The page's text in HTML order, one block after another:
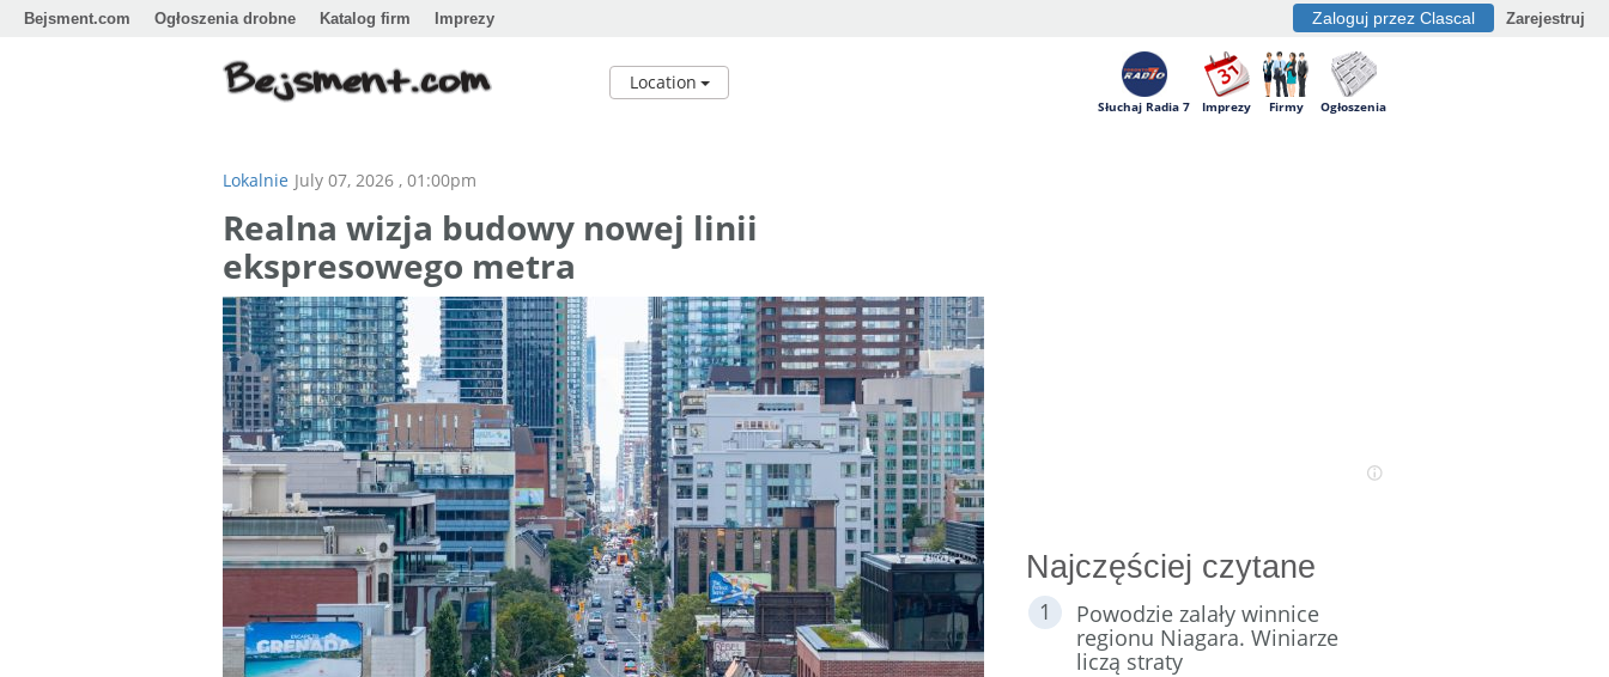
Bejsment.com Ogłoszenia drobne Katalog firm Imprezy Zaloguj przez Clascal Zarejestruj
Location
Słuchaj Radia 7 Imprezy Firmy Ogłoszenia
Lokalnie July 07, 2026 , 01:00pm
Realna wizja budowy nowej linii
ekspresowego metra
Najczęściej czytane
Powodzie zalały winnice
regionu Niagara. Winiarze
liczą straty